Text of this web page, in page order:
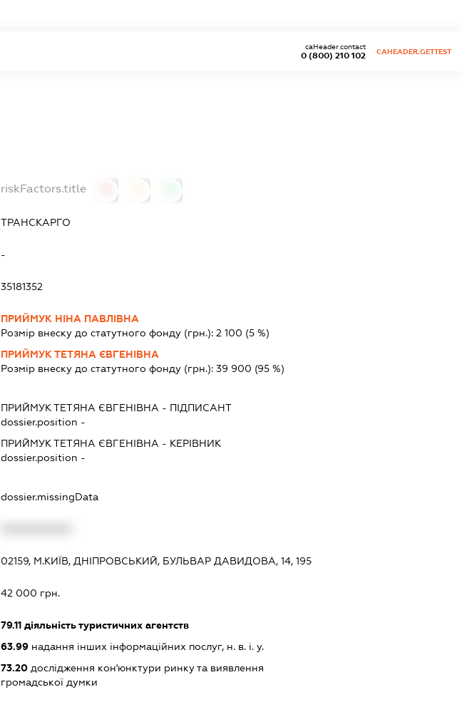
0 (800) 210 102
caHeader.contact
CAHEADER.GETTEST
riskFactors.title
ТРАНСКАРГО
-
35181352
ПРИЙМУК НІНА ПАВЛІВНА
Розмір внеску до статутного фонду (грн.):2 100 (5 %)
ПРИЙМУК ТЕТЯНА ЄВГЕНІВНА
Розмір внеску до статутного фонду (грн.):39 900 (95 %)
ПРИЙМУК ТЕТЯНА ЄВГЕНІВНА - ПІДПИСАНТ
dossier.position -
ПРИЙМУК ТЕТЯНА ЄВГЕНІВНА - КЕРІВНИК
dossier.position -
dossier.missingData
02159, М.КИЇВ, ДНІПРОВСЬКИЙ, БУЛЬВАР ДАВИДОВА, 14, 195
42 000 грн.
79.11 діяльність туристичних агентств
63.99 надання інших інформаційних послуг, н. в. і. у.
73.20 дослідження кон'юнктури ринку та виявлення
громадської думки